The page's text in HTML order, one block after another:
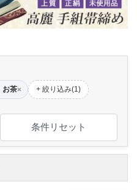
お茶× + 絞り込み(1)
条件リセット